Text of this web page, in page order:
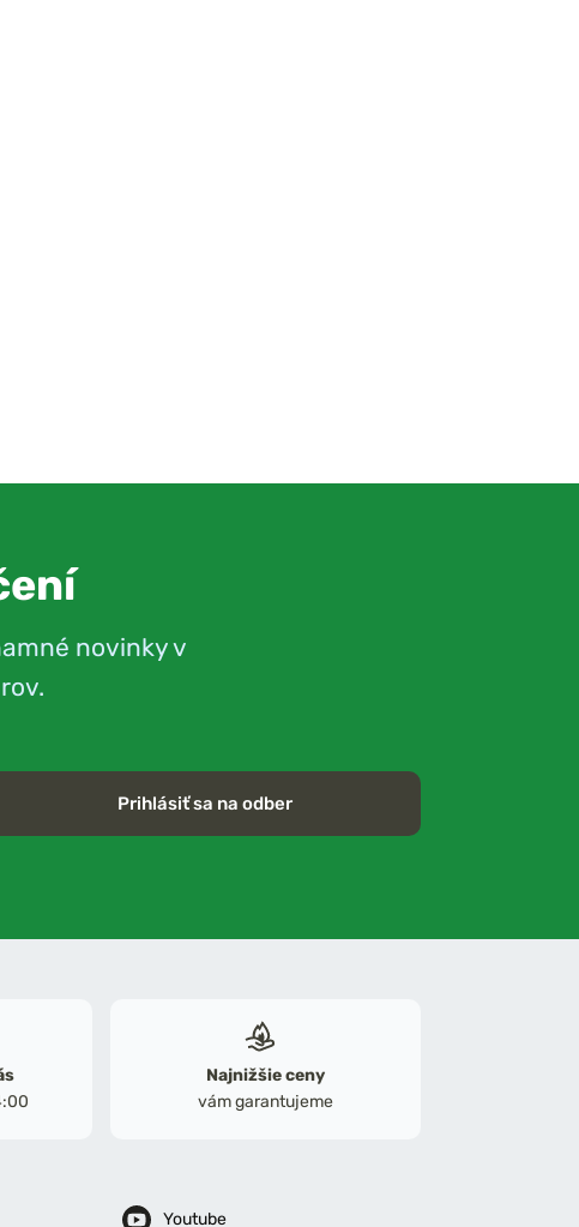
novinky v
Prihlásiť sa na odber
Najnižšie ceny
vám garantujeme
Youtube